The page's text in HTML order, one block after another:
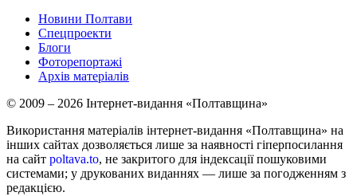
Новини Полтави
Спецпроекти
Блоги
Фоторепортажі
Архів матеріалів
© 2009 – 2026 Інтернет-видання «Полтавщина»
Використання матеріалів інтернет-видання «Полтавщина» на
інших сайтах дозволяється лише за наявності гіперпосилання
на сайт poltava.to, не закритого для індексації пошуковими
системами; у друкованих виданнях — лише за погодженням з
редакцією.